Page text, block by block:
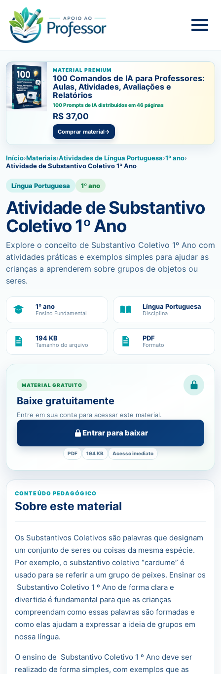
MATERIAL PREMIUM
100 Comandos de IA para Professores:
Aulas, Atividades, Avaliações e
Relatórios
100 Prompts de IA distribuidos em 46 páginas
R$ 37,00
Comprar material→
Início›Materiais›Atividades de Língua Portuguesa›1º ano›
Atividade de Substantivo Coletivo 1º Ano
Língua Portuguesa 1º ano
Atividade de Substantivo
Coletivo 1º Ano
Explore o conceito de Substantivo Coletivo 1º Ano com
atividades práticas e exemplos simples para ajudar as
crianças a aprenderem sobre grupos de objetos ou
seres.
1º ano
Ensino Fundamental
Língua Portuguesa
Disciplina
194 KB
Tamanho do arquivo
PDF
Formato
MATERIAL GRATUITO
Baixe gratuitamente
Entre em sua conta para acessar este material.
Entrar para baixar
PDF 194 KB Acesso imediato
CONTEÚDO PEDAGÓGICO
Sobre este material
Os Substantivos Coletivos são palavras que designam
um conjunto de seres ou coisas da mesma espécie.
Por exemplo, o substantivo coletivo “cardume” é
usado para se referir a um grupo de peixes. Ensinar os
Substantivo Coletivo 1 º Ano de forma clara e
divertida é fundamental para que as crianças
compreendam como essas palavras são formadas e
como elas ajudam a expressar a ideia de grupos em
nossa língua.
O ensino de Substantivo Coletivo 1 º Ano deve ser
realizado de forma simples, com exemplos que as